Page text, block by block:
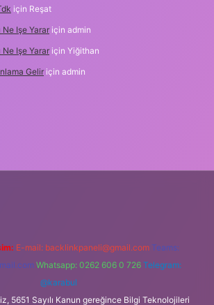
için Reşat
Ne Işe Yarar için admin
Ne Işe Yarar için Yiğithan
Gelir için admin
E-mail: backlinkpaneli@gmail.com Teams:
Whatsapp: 0262 606 0 726 Telegram:
@karabul
5651 Sayılı Kanun gereğince Bilgi Teknolojileri